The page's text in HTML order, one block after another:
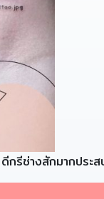
กรีช่างสักมากปร